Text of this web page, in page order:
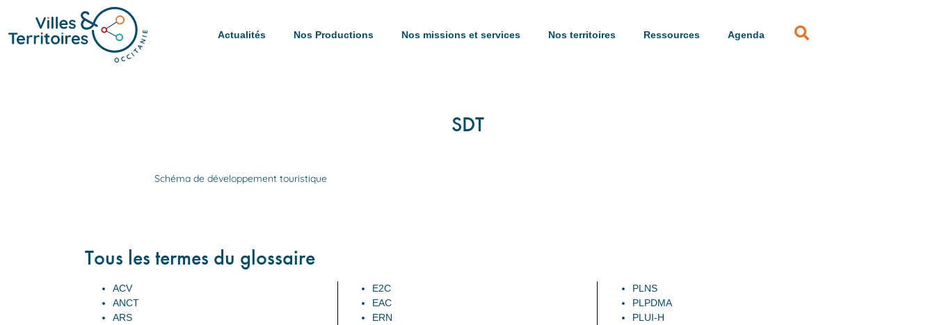
Actualités Nos Productions Nos missions et services Nos territoires Ressources Agenda
SDT
Schéma de développement touristique
Tous les termes du glossaire
ACV
ANCT
ARS
E2C
EAC
ERN
PLNS
PLPDMA
PLUI-H